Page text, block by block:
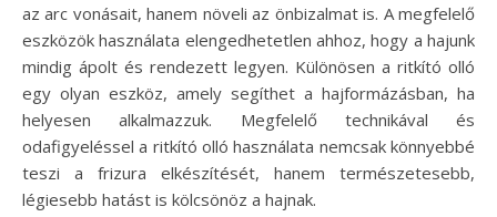
az arc vonásait, hanem növeli az önbizalmat is. A megfelelő
eszközök használata elengedhetetlen ahhoz, hogy a hajunk
mindig ápolt és rendezett legyen. Különösen a ritkító olló
egy olyan eszköz, amely segíthet a hajformázásban, ha
helyesen alkalmazzuk. Megfelelő technikával és
odafigyeléssel a ritkító olló használata nemcsak könnyebbé
teszi a frizura elkészítését, hanem természetesebb,
légiesebb hatást is kölcsönöz a hajnak.